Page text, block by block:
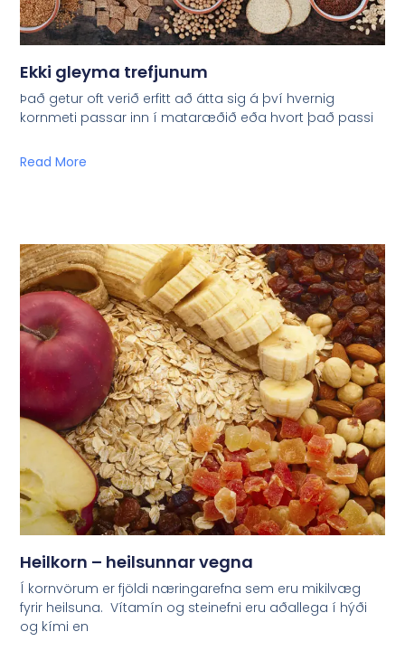
Ekki gleyma trefjunum
Það getur oft verið erfitt að átta sig á því hvernig
kornmeti passar inn í mataræðið eða hvort það passi
Read More
Heilkorn – heilsunnar vegna
Í kornvörum er fjöldi næringarefna sem eru mikilvæg
fyrir heilsuna. Vítamín og steinefni eru aðallega í hýði
og kími en